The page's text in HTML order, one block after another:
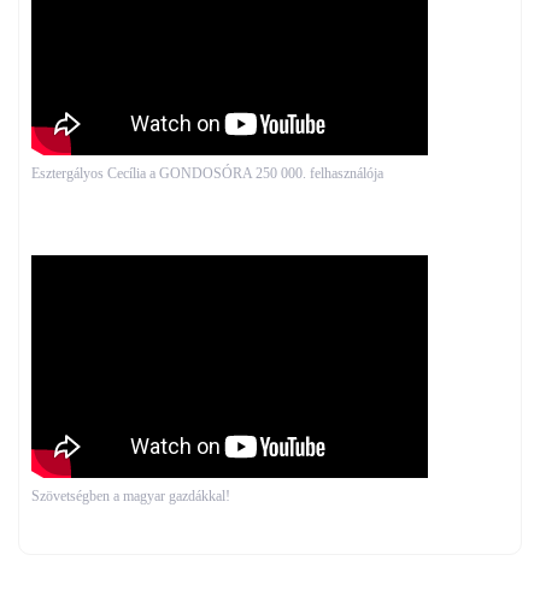
Esztergályos Cecília a GONDOSÓRA 250 000. felhasználója
Szövetségben a magyar gazdákkal!